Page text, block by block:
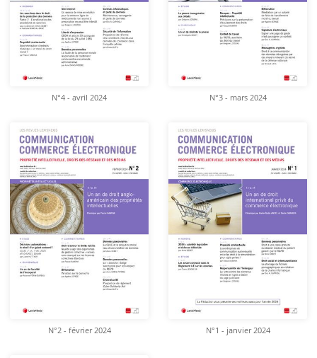
N°4 - avril 2024 N°3 - mars 2024
N°2 - février 2024 N°1 - janvier 2024